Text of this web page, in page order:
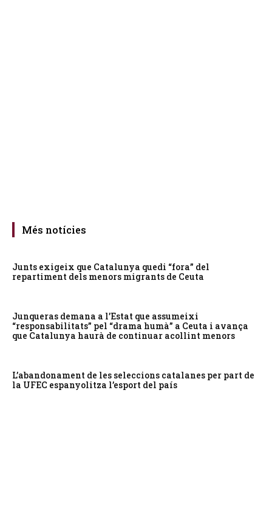
Més notícies
Junts exigeix que Catalunya quedi “fora” del
repartiment dels menors migrants de Ceuta
Junqueras demana a l’Estat que assumeixi
“responsabilitats” pel “drama humà” a Ceuta i avança
que Catalunya haurà de continuar acollint menors
L’abandonament de les seleccions catalanes per part de
la UFEC espanyolitza l’esport del país